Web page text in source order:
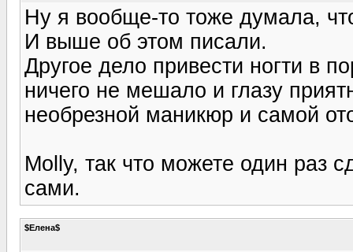
Ну я вообще-то тоже думала,
И выше об этом писали.
Другое дело привести ногти в
ничего не мешало и глазу
необрезной маникюр и самой
Molly, так что можете один раз
сами.
$Елена$